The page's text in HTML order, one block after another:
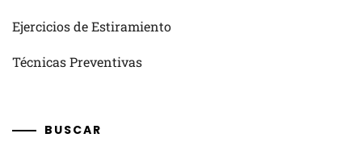
Ejercicios de Estiramiento
Técnicas Preventivas
BUSCAR